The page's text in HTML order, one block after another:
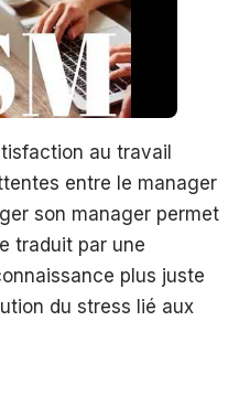
au travail
entre le manager
son manager permet
traduit par une
plus juste
du stress lié aux